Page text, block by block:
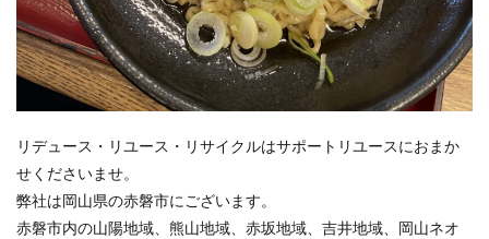
リデュース・リユース・リサイクルはサポートリユースにおまか
せくださいませ。
弊社は岡山県の赤磐市にございます。
赤磐市内の山陽地域、熊山地域、赤坂地域、吉井地域、岡山ネオ